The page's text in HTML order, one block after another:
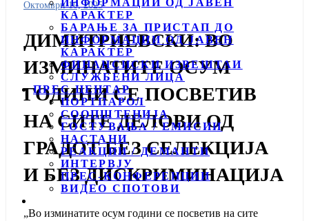
ИНФОРМАЦИИ ОД ЈАВЕН
КАРАКТЕР
БАРАЊЕ ЗА ПРИСТАП ДО
ИНФОРМАЦИИ ОД ЈАВЕН
КАРАКТЕР
ФИНАНСИСКИ ИЗВЕШТАИ
СЛУЖБЕНИ ЛИЦА
ПРЕС ЦЕНТАР
ПОРТПАРОЛ
СООПШТЕНИЈА
ГОСТУВАЊА / ЕМИСИИ
НАСТАНИ
РЕАКЦИИ / ДЕМАНТИ
ИНТЕРВЈУ
ПРЕС-КОНФЕРЕНЦИИ
ВИДЕО СПОТОВИ
Октомври 10, 2025
ДИМИТРИЕВСКИ: ВО
ИЗМИНАТИТЕ ОСУМ
ГОДИНИ СЕ ПОСВЕТИВ
НА СИТЕ ДЕЛОВИ ОД
ГРАДОТ БЕЗ СЕЛЕКЦИЈА
И БЕЗ ДИСКРИМИНАЦИЈА
„Во изминатите осум години се посветив на сите